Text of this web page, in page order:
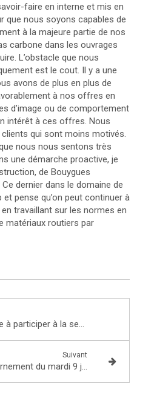
faire en interne et mis en
que nous soyons capables de
à la majeure partie de nos
carbone dans les ouvrages
L’obstacle que nous
est le cout. Il y a une
avons de plus en plus de
à nos offres en
d’image ou de comportement
intérêt à ces offres. Nous
qui sont moins motivés.
nous nous sentons très
une démarche proactive, je
de Bouygues
dernier dans le domaine de
pense qu’on peut continuer à
travaillant sur les normes en
matériaux routiers par
Suivant